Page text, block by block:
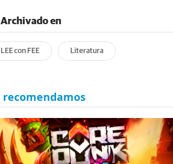
Archivado en
LEE con FEE Literatura